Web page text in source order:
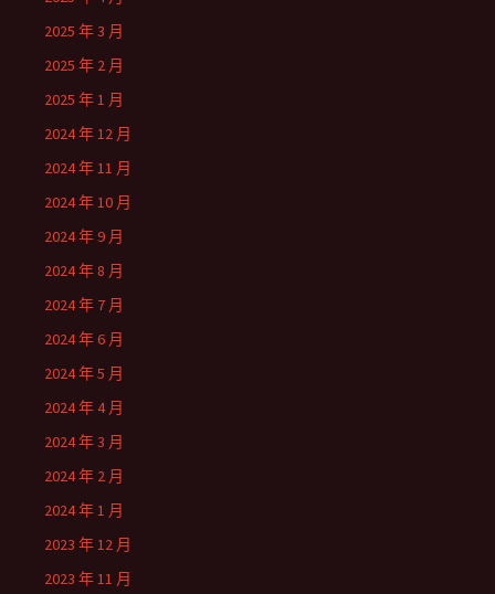
2025 年 3 月
2025 年 2 月
2025 年 1 月
2024 年 12 月
2024 年 11 月
2024 年 10 月
2024 年 9 月
2024 年 8 月
2024 年 7 月
2024 年 6 月
2024 年 5 月
2024 年 4 月
2024 年 3 月
2024 年 2 月
2024 年 1 月
2023 年 12 月
2023 年 11 月